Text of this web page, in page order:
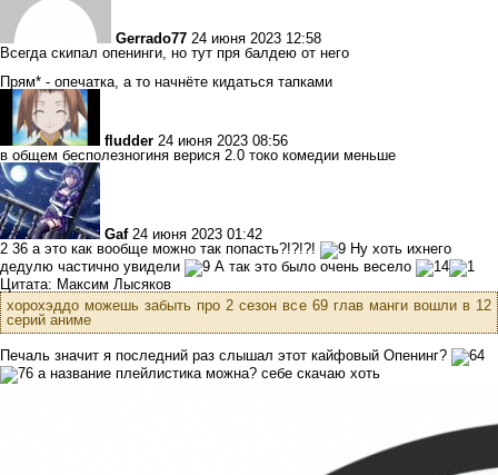
Gerrado77 24 июня 2023 12:58
Всегда скипал опенинги, но тут пря балдею от него
Прям* - опечатка, а то начнёте кидаться тапками
fludder 24 июня 2023 08:56
в общем бесполезногиня верися 2.0 токо комедии меньше
Gaf 24 июня 2023 01:42
2 36 а это как вообще можно так попасть?!?!?!
Ну хоть ихнего
дедулю частично увидели
А так это было очень весело
Цитата: Максим Лысяков
хорохэддо можешь забыть про 2 сезон все 69 глав манги вошли в 12
серий аниме
Печаль значит я последний раз слышал этот кайфовый Опенинг?
а название плейлистика можна? себе скачаю хоть